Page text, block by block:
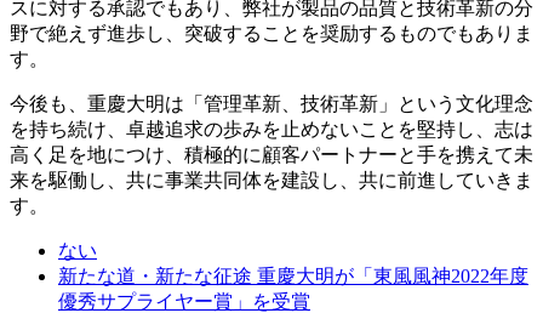
スに対する承認でもあり、弊社が製品の品質と技術革新の分
野で絶えず進歩し、突破することを奨励するものでもありま
す。
今後も、重慶大明は「管理革新、技術革新」という文化理念
を持ち続け、卓越追求の歩みを止めないことを堅持し、志は
高く足を地につけ、積極的に顧客パートナーと手を携えて未
来を駆働し、共に事業共同体を建設し、共に前進していきま
す。
ない
新たな道・新たな征途 重慶大明が「東風風神2022年度
優秀サプライヤー賞」を受賞